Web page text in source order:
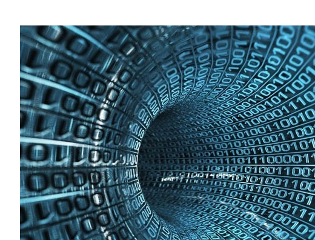
Share
在德國法蘭克福舉行的 ISC-HPCAC 學生叢集競賽裡
勝，同時在運算效能方面創下新猷。
2016 CHPC 隊員：Andries Bingani、Ashley
Avraham Bank、Craig Bester、Sabeehah Ismail
（未在照片中者：Kayla-Jade Butkow 和指導老師
在第五屆年度競賽中，來自南非和中國的學生隊伍雙